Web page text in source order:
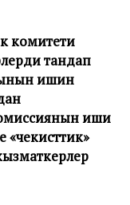
комитети
тандап
ишин
иши
«чекисттик»